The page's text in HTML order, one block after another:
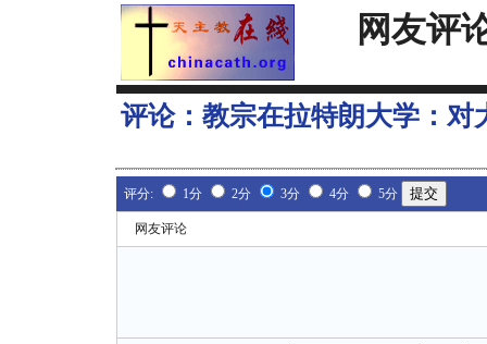
网友评
评论： 教宗在拉特朗大学：对
评分: 1分 2分 3分 4分 5分
网友评论